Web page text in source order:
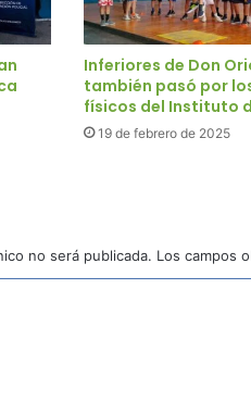
Inferiores de Don
también pasó por
físicos del Instituto
19 de febrero de 2025
no será publicada. Los campos